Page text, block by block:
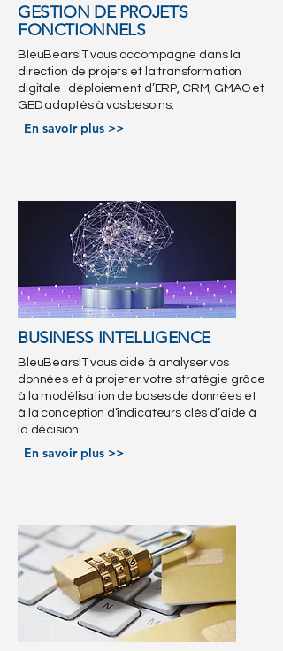
GESTION DE PROJETS
FONCTIONNELS
BleuBearsIT vous accompagne dans la
direction de projets et la transformation
digitale : déploiement d’ERP, CRM, GMAO et
GED adaptés à vos besoins.
En savoir plus >>
BUSINESS INTELLIGENCE
BleuBearsIT vous aide à analyser vos
données et à projeter votre stratégie grâce
à la modélisation de bases de données et
à la conception d’indicateurs clés d’aide à
la décision.
En savoir plus >>